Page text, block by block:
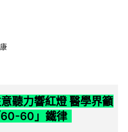
聽力響紅燈 醫學界籲
60-60」鐵律